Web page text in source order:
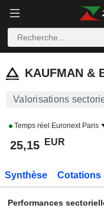
KAUFMAN &
KAUFMAN &
Valorisations
Temps réel Euronext Paris
25,15 EUR
Synthèse Cotations
Performances